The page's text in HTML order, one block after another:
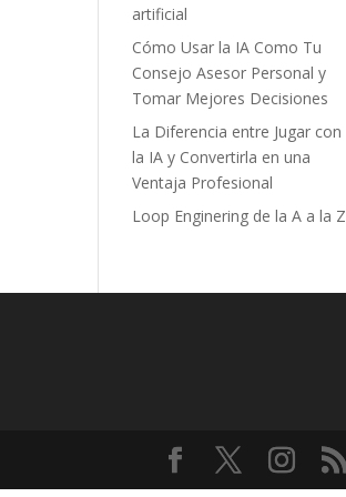
artificial
Cómo Usar la IA Como Tu
Consejo Asesor Personal y
Tomar Mejores Decisiones
La Diferencia entre Jugar con
la IA y Convertirla en una
Ventaja Profesional
Loop Enginering de la A a la Z